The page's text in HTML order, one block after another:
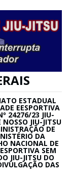
ESTADUAL
EESPORTIVA
24276/23 JIU-
NOSSO JIU-JITSU
DE
DA
NACIONAL DE
SEM
JIU-JITSU DO
DAS